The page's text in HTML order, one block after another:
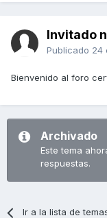
Invitado
Publicado 24
Bienvenido al foro
Archivado
Este tema
respuestas.
Ir a la lista de